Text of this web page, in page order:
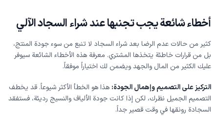
أخطاء شائعة يجب تجنبها عند شراء السجاد الآلي
كثير من حالات عدم الرضا بعد شراء السجاد لا تنبع من سوء جودة المنتج،
بل من قرارات خاطئة يتخذها المشتري. معرفة هذه الأخطاء الشائعة سيوفر
عليك الكثير من المال والجهد ويضمن لك اختياراً موفقاً.
التركيز على التصميم وإهمال الجودة: هذا هو الخطأ الأكثر شيوعاً. قد يخطف
التصميم الجميل نظرك، لكن إذا كانت جودة الألياف والنسيج رديئة، فستفقد
السجادة رونقها في وقت قصير جداً.